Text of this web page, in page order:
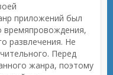
приложений был
времяпровождения,
развлечения. Не
Перед
жанра, поэтому